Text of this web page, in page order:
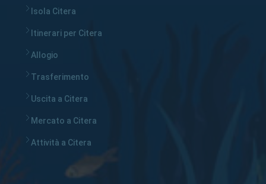
Isola Citera
Itinerari per Citera
Allogio
Trasferimento
Uscita a Citera
Mercato a Citera
Attività a Citera